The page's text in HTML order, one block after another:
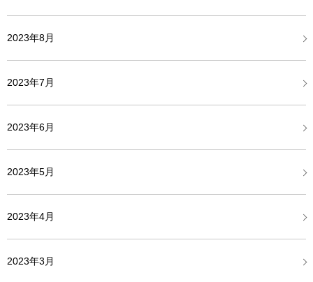
2023年8月
2023年7月
2023年6月
2023年5月
2023年4月
2023年3月